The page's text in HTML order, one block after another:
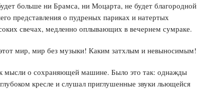
больше ни Брамса, ни Моцарта, не будет благородной
представления о пудреных париках и натертых
свечах, медленно оплывающих в вечернем сумраке.
мир, мир без музыки! Каким затхлым и невыносимым!
мысли о сохраняющей машине. Было это так: однажды
кресле и слушал приглушенные звуки льющейся